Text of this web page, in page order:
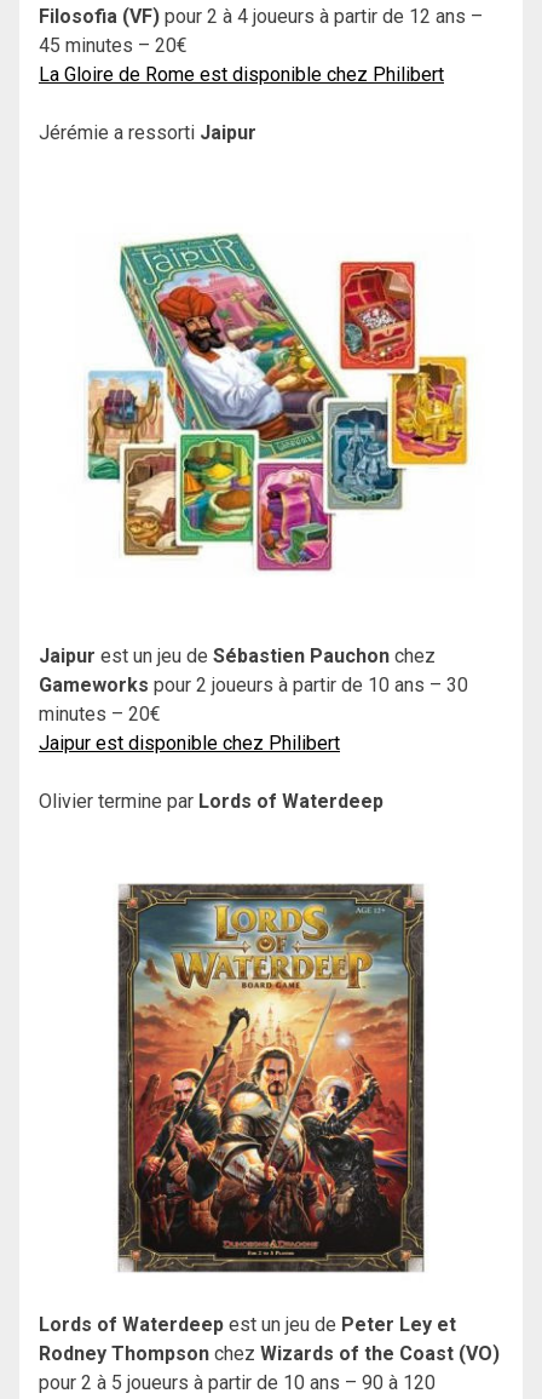
Filosofia (VF) pour 2 à 4 joueurs à partir de 12 ans –
45 minutes – 20€
La Gloire de Rome est disponible chez Philibert
Jérémie a ressorti Jaipur
Jaipur est un jeu de Sébastien Pauchon chez
Gameworks pour 2 joueurs à partir de 10 ans – 30
minutes – 20€
Jaipur est disponible chez Philibert
Olivier termine par Lords of Waterdeep
Lords of Waterdeep est un jeu de Peter Ley et
Rodney Thompson chez Wizards of the Coast (VO)
pour 2 à 5 joueurs à partir de 10 ans – 90 à 120